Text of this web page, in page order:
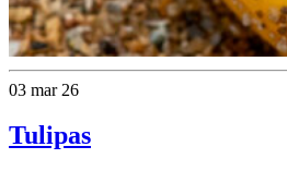
03 mar 26
Tulipas